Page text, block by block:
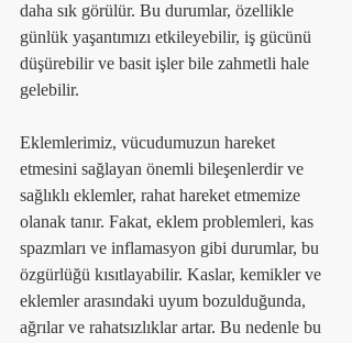
daha sık görülür. Bu durumlar, özellikle
günlük yaşantımızı etkileyebilir, iş gücünü
düşürebilir ve basit işler bile zahmetli hale
gelebilir.
Eklemlerimiz, vücudumuzun hareket
etmesini sağlayan önemli bileşenlerdir ve
sağlıklı eklemler, rahat hareket etmemize
olanak tanır. Fakat, eklem problemleri, kas
spazmları ve inflamasyon gibi durumlar, bu
özgürlüğü kısıtlayabilir. Kaslar, kemikler ve
eklemler arasındaki uyum bozulduğunda,
ağrılar ve rahatsızlıklar artar. Bu nedenle bu